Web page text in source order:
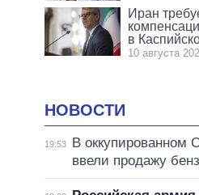
Иран
в
10 августа
НОВОСТИ
19:53
В оккупированном
ввели продажу